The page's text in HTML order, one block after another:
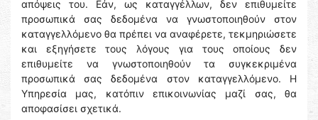
απόψεις του. Εάν, ως καταγγέλλων, δεν επιθυμείτε
προσωπικά σας δεδομένα να γνωστοποιηθούν στον
καταγγελλόμενο θα πρέπει να αναφέρετε, τεκμηριώσετε
και εξηγήσετε τους λόγους για τους οποίους δεν
επιθυμείτε να γνωστοποιηθούν τα συγκεκριμένα
προσωπικά σας δεδομένα στον καταγγελλόμενο. Η
Υπηρεσία μας, κατόπιν επικοινωνίας μαζί σας, θα
αποφασίσει σχετικά.